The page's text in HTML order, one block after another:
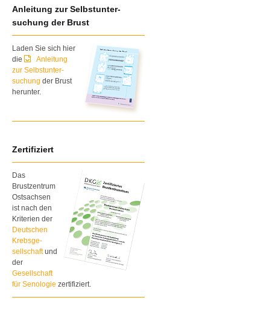
Anleitung zur Selbstunter-
suchung der Brust
Laden Sie sich hier
die
Anleitung
zur Selbstunter-
suchung der Brust
herunter.
Zertifiziert
Das
Brustzentrum
Ostsachsen
ist nach den
Kriterien der
Deutschen
Krebsge-
sellschaftund
der
Gesellschaft
für Senologie zertifiziert.